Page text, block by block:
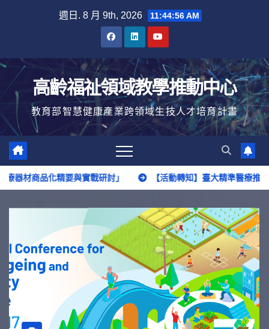
週日. 8 月 9th, 2026 11:44:57 AM
高齡福祉領域教學推動中心
教育部智慧健康產業跨領域生技人才培育計畫
精要與實戰研討」 【活動轉知】臺大精準醫療推動中心「高齡